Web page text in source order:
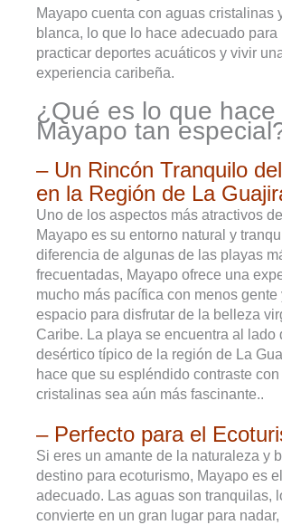
Mayapo cuenta con aguas cristalinas
blanca, lo que lo hace adecuado para
practicar deportes acuáticos y vivir
experiencia caribeña.
¿Qué es lo que hace
Mayapo tan
– Un Rincón Tranquilo
en la Región de La
Uno de los aspectos más atractivos
Mayapo es su entorno natural y
diferencia de algunas de las playas
frecuentadas, Mayapo ofrece una
mucho más pacífica con menos gente
espacio para disfrutar de la belleza
Caribe. La playa se encuentra al lado
desértico típico de la región de La
hace que su espléndido contraste
cristalinas sea aún más fascinante..
– Perfecto para el
Si eres un amante de la naturaleza y
destino para ecoturismo, Mayapo es
adecuado. Las aguas son tranquilas,
convierte en un gran lugar para